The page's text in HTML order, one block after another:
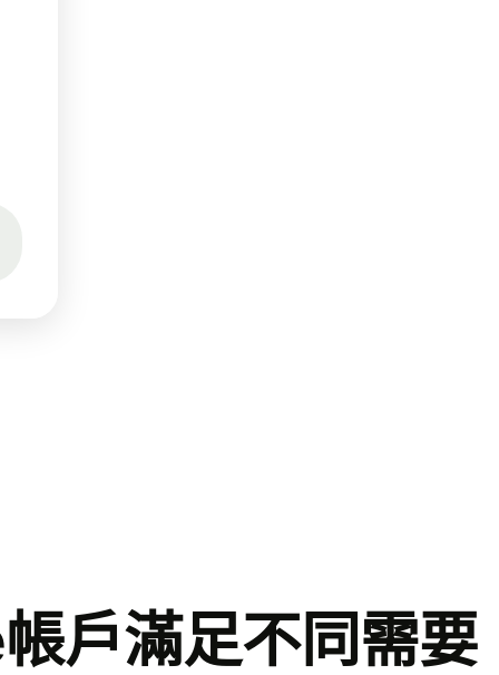
戶滿足不同需要